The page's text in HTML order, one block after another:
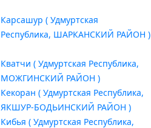
Карсашур ( Удмуртская
Республика, ШАРКАНСКИЙ РАЙОН )
Кватчи ( Удмуртская Республика,
МОЖГИНСКИЙ РАЙОН )
Кекоран ( Удмуртская Республика,
ЯКШУР-БОДЬИНСКИЙ РАЙОН )
Кибья ( Удмуртская Республика,